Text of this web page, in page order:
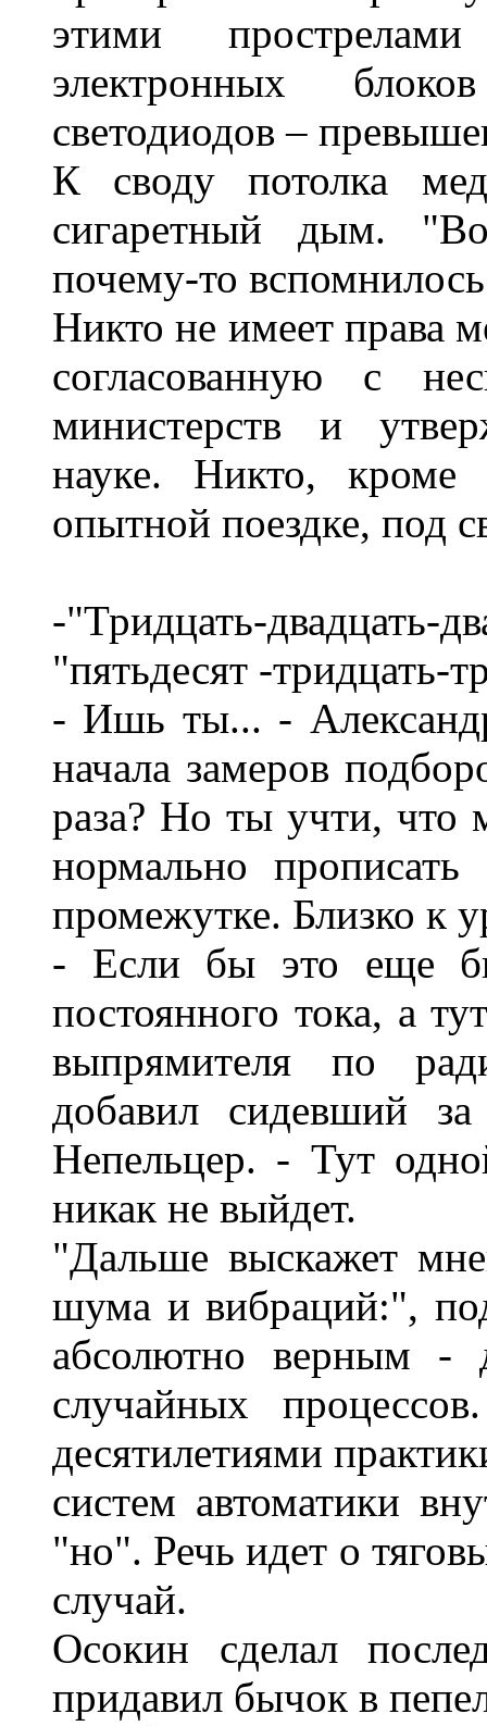
этими
электронных
светодиодов –
К своду потолка
сигаретный дым.
почему-то
Никто не имеет права
согласованную с
министерств и
науке. Никто, кроме
опытной поездке, под
-"Тридцать-
"пятьдесят -тридцать-
- Ишь ты... -
начала замеров
раза? Но ты учти, что
нормально
промежутке. Близко к
- Если бы это еще
постоянного тока, а
выпрямителя по
добавил сидевший
Непельцер. - Тут
никак не выйдет.
"Дальше выскажет
шума и вибраций:",
абсолютно верным -
случайных
десятилетиями
систем автоматики
"но". Речь идет о
случай.
Осокин сделал
придавил бычок в